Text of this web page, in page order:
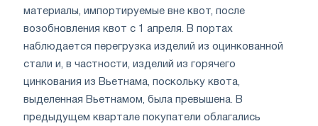
материалы, импортируемые вне квот, после
возобновления квот с 1 апреля. В портах
наблюдается перегрузка изделий из оцинкованной
стали и, в частности, изделий из горячего
цинкования из Вьетнама, поскольку квота,
выделенная Вьетнамом, была превышена. В
предыдущем квартале покупатели облагались